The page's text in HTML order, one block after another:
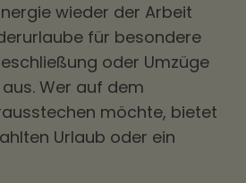
wieder der Arbeit
für besondere
oder Umzüge
Wer auf dem
möchte, bietet
Urlaub oder ein